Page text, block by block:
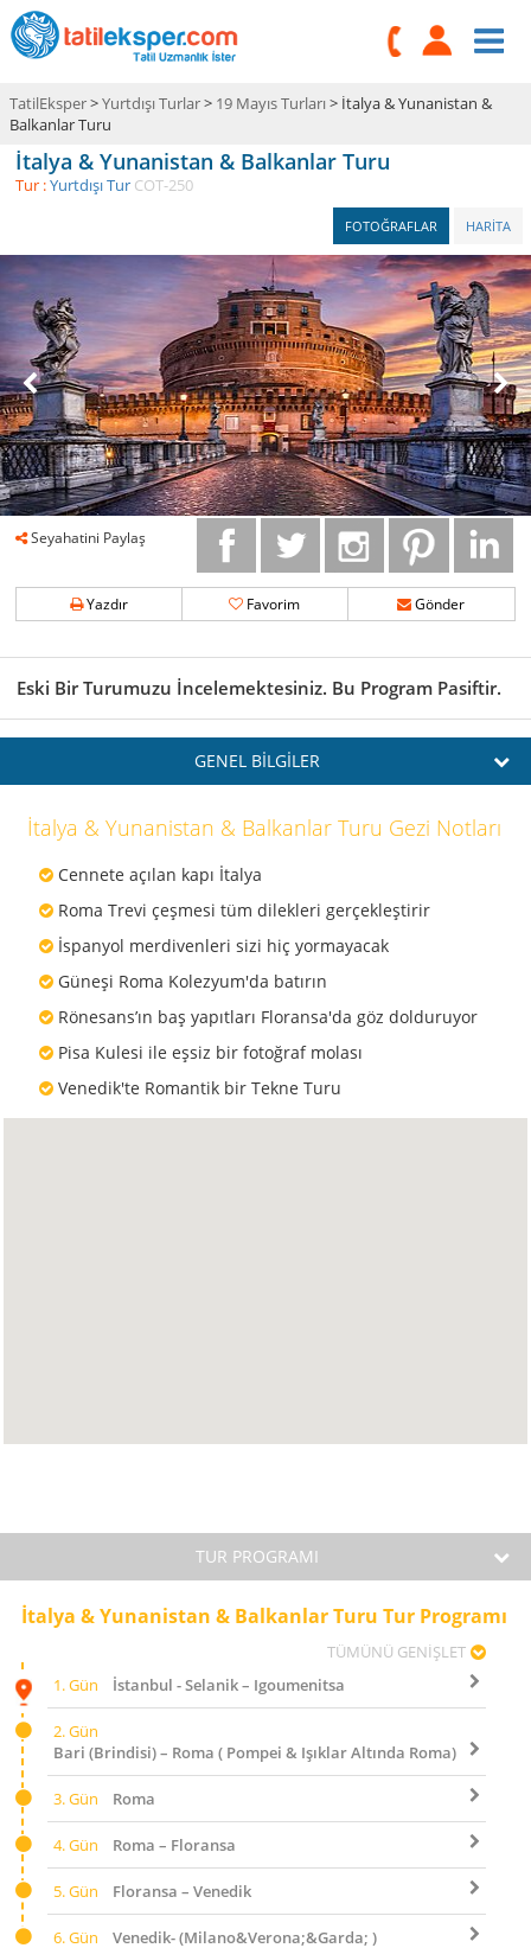
TatilEksper>Yurtdışı Turlar> 19 Mayıs Turları> İtalya & Yunanistan &
Balkanlar Turu
İtalya & Yunanistan & Balkanlar Turu
Tur :Yurtdışı Tur COT-250
HARİTA
FOTOĞRAFLAR
Seyahatini Paylaş
Yazdır Favorim Gönder
Eski Bir Turumuzu İncelemektesiniz. Bu Program Pasiftir.
GENEL BİLGİLER
İtalya & Yunanistan & Balkanlar Turu Gezi Notları
Cennete açılan kapı İtalya
Roma Trevi çeşmesi tüm dilekleri gerçekleştirir
İspanyol merdivenleri sizi hiç yormayacak
Güneşi Roma Kolezyum'da batırın
Rönesans’ın baş yapıtları Floransa'da göz dolduruyor
Pisa Kulesi ile eşsiz bir fotoğraf molası
Venedik'te Romantik bir Tekne Turu
TUR PROGRAMI
İtalya & Yunanistan & Balkanlar Turu Tur Programı
TÜMÜNÜ GENİŞLET
1. Gün
İstanbul - Selanik – Igoumenitsa
2. Gün
Bari (Brindisi) – Roma ( Pompei & Işıklar Altında Roma)
3. Gün Roma
4. Gün Roma – Floransa
5. Gün Floransa – Venedik
6. Gün Venedik- (Milano&Verona;&Garda; )